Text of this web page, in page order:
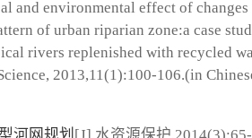
and environmental effect of
of urban riparian zone:a case
rivers replenished with recycled
2013,11(1):100-106.(in